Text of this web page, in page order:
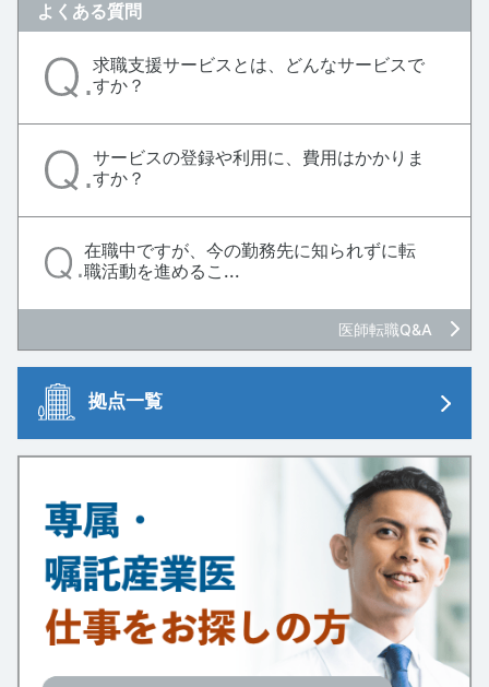
よくある質問
求職支援サービスとは、どんなサービスで
すか？
サービスの登録や利用に、費用はかかりま
すか？
在職中ですが、今の勤務先に知られずに転
職活動を進めるこ...
医師転職Q&A
拠点一覧